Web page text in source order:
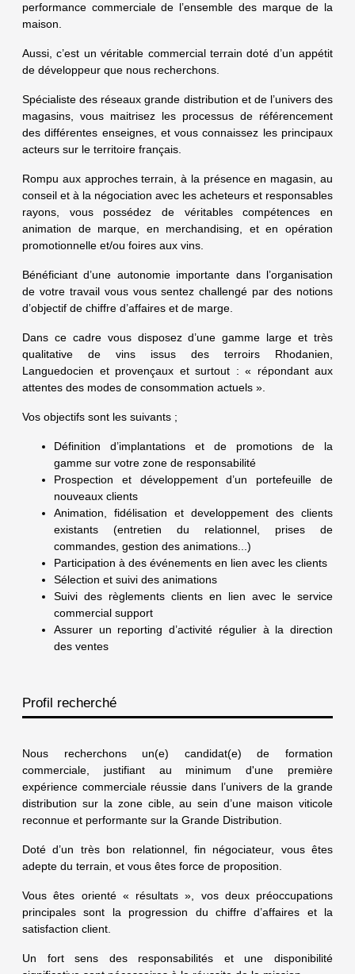
performance commerciale de l’ensemble des marque de la
maison.
Aussi, c’est un véritable commercial terrain doté d’un appétit
de développeur que nous recherchons.
Spécialiste des réseaux grande distribution et de l’univers des
magasins, vous maitrisez les processus de référencement
des différentes enseignes, et vous connaissez les principaux
acteurs sur le territoire français.
Rompu aux approches terrain, à la présence en magasin, au
conseil et à la négociation avec les acheteurs et responsables
rayons, vous possédez de véritables compétences en
animation de marque, en merchandising, et en opération
promotionnelle et/ou foires aux vins.
Bénéficiant d’une autonomie importante dans l’organisation
de votre travail vous vous sentez challengé par des notions
d’objectif de chiffre d’affaires et de marge.
Dans ce cadre vous disposez d’une gamme large et très
qualitative de vins issus des terroirs Rhodanien,
Languedocien et provençaux et surtout : « répondant aux
attentes des modes de consommation actuels ».
Vos objectifs sont les suivants ;
Définition d’implantations et de promotions de la
gamme sur votre zone de responsabilité
Prospection et développement d’un portefeuille de
nouveaux clients
Animation, fidélisation et developpement des clients
existants (entretien du relationnel, prises de
commandes, gestion des animations...)
Participation à des événements en lien avec les clients
Sélection et suivi des animations
Suivi des règlements clients en lien avec le service
commercial support
Assurer un reporting d’activité régulier à la direction
des ventes
Profil recherché
Nous recherchons un(e) candidat(e) de formation
commerciale, justifiant au minimum d'une première
expérience commerciale réussie dans l’univers de la grande
distribution sur la zone cible, au sein d’une maison viticole
reconnue et performante sur la Grande Distribution.
Doté d’un très bon relationnel, fin négociateur, vous êtes
adepte du terrain, et vous êtes force de proposition.
Vous êtes orienté « résultats », vos deux préoccupations
principales sont la progression du chiffre d’affaires et la
satisfaction client.
Un fort sens des responsabilités et une disponibilité